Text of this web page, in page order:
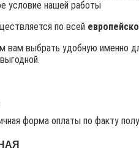
условие нашей работы
по всей
вам выбрать удобную именно
форма оплаты по факту